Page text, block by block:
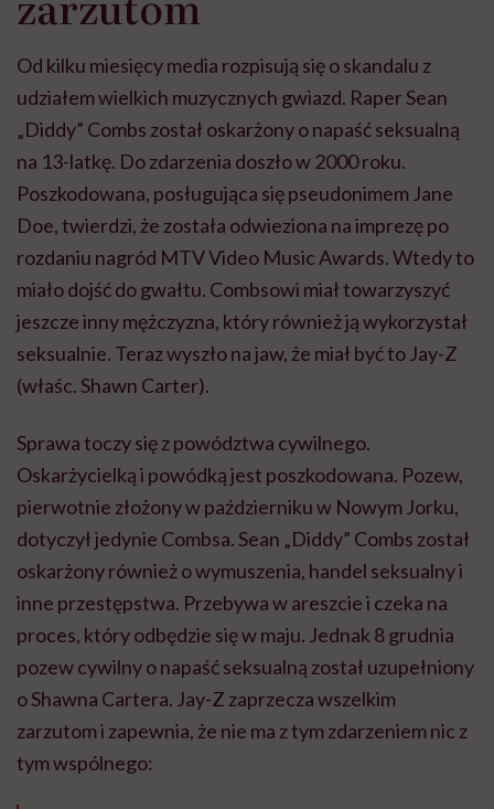
Od kilku miesięcy media rozpisują się o skandalu z
udziałem wielkich muzycznych gwiazd. Raper Sean
„Diddy” Combs został oskarżony o napaść seksualną
na 13-latkę. Do zdarzenia doszło w 2000 roku.
Poszkodowana, posługująca się pseudonimem Jane
Doe, twierdzi, że została odwieziona na imprezę po
rozdaniu nagród MTV Video Music Awards. Wtedy to
miało dojść do gwałtu. Combsowi miał towarzyszyć
jeszcze inny mężczyzna, który również ją wykorzystał
seksualnie. Teraz wyszło na jaw, że miał być to Jay-Z
(właśc. Shawn Carter).
Sprawa toczy się z powództwa cywilnego.
Oskarżycielką i powódką jest poszkodowana. Pozew,
pierwotnie złożony w październiku w Nowym Jorku,
dotyczył jedynie Combsa. Sean „Diddy” Combs został
oskarżony również o wymuszenia, handel seksualny i
inne przestępstwa. Przebywa w areszcie i czeka na
proces, który odbędzie się w maju. Jednak 8 grudnia
pozew cywilny o napaść seksualną został uzupełniony
o Shawna Cartera. Jay-Z zaprzecza wszelkim
zarzutom i zapewnia, że nie ma z tym zdarzeniem nic z
tym wspólnego: